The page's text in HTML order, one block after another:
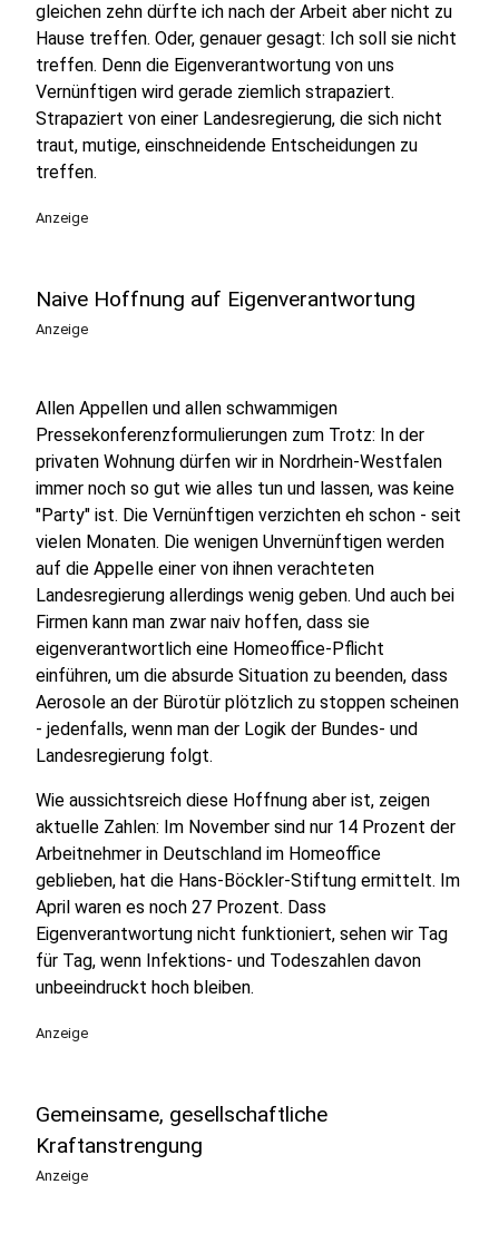
gleichen zehn dürfte ich nach der Arbeit aber nicht zu
Hause treffen. Oder, genauer gesagt: Ich soll sie nicht
treffen. Denn die Eigenverantwortung von uns
Vernünftigen wird gerade ziemlich strapaziert.
Strapaziert von einer Landesregierung, die sich nicht
traut, mutige, einschneidende Entscheidungen zu
treffen.
Anzeige
Naive Hoffnung auf Eigenverantwortung
Anzeige
Allen Appellen und allen schwammigen
Pressekonferenzformulierungen zum Trotz: In der
privaten Wohnung dürfen wir in Nordrhein-Westfalen
immer noch so gut wie alles tun und lassen, was keine
"Party" ist. Die Vernünftigen verzichten eh schon - seit
vielen Monaten. Die wenigen Unvernünftigen werden
auf die Appelle einer von ihnen verachteten
Landesregierung allerdings wenig geben. Und auch bei
Firmen kann man zwar naiv hoffen, dass sie
eigenverantwortlich eine Homeoffice-Pflicht
einführen, um die absurde Situation zu beenden, dass
Aerosole an der Bürotür plötzlich zu stoppen scheinen
- jedenfalls, wenn man der Logik der Bundes- und
Landesregierung folgt.
Wie aussichtsreich diese Hoffnung aber ist, zeigen
aktuelle Zahlen: Im November sind nur 14 Prozent der
Arbeitnehmer in Deutschland im Homeoffice
geblieben, hat die Hans-Böckler-Stiftung ermittelt. Im
April waren es noch 27 Prozent. Dass
Eigenverantwortung nicht funktioniert, sehen wir Tag
für Tag, wenn Infektions- und Todeszahlen davon
unbeeindruckt hoch bleiben.
Anzeige
Gemeinsame, gesellschaftliche
Kraftanstrengung
Anzeige